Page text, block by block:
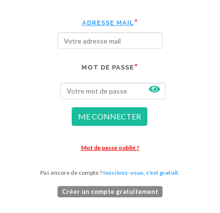
ADRESSE MAIL
MOT DE PASSE
ME CONNECTER
Mot de passe oublié ?
Pas encore de compte ? Inscrivez-vous, c'est gratuit.
Créer un compte gratuitement